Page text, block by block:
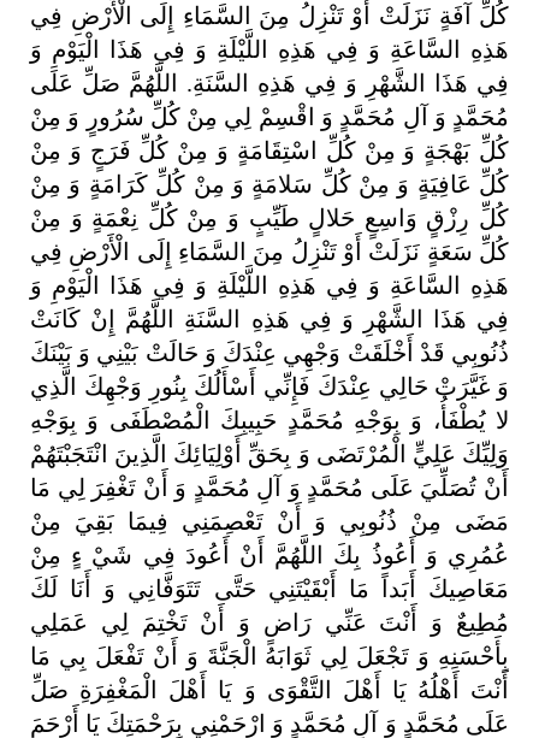
كُلِّ
آفَةٍ نَزَلَتْ أَوْ تَنْزِلُ مِنَ السَّمَاءِ إِلَى الْأَرْضِ فِي
هَذِهِ
السَّاعَةِ وَ فِي هَذِهِ اللَّيْلَةِ وَ فِي هَذَا الْيَوْمِ وَ
فِي هَذَا الشَّهْرِ وَ فِي هَذِهِ السَّنَةِ. اللَّهُمَّ صَلِّ عَلَى
مُحَمَّدٍ وَ آلِ مُحَمَّدٍ وَ اقْسِمْ لِي مِنْ كُلِّ سُرُورٍ وَ مِنْ
كُلِّ بَهْجَةٍ وَ مِنْ كُلِّ اسْتِقَامَةٍ وَ مِنْ كُلِّ فَرَجٍ وَ مِنْ
كُلِّ عَافِيَةٍ وَ مِنْ كُلِّ سَلامَةٍ وَ مِنْ كُلِّ كَرَامَةٍ وَ مِنْ
كُلِّ رِزْقٍ وَاسِعٍ حَلالٍ طَيِّبٍ وَ مِنْ كُلِّ نِعْمَةٍ وَ مِنْ
كُلِّ سَعَةٍ نَزَلَتْ أَوْ تَنْزِلُ مِنَ السَّمَاءِ إِلَى الْأَرْضِ فِي
هَذِهِ
السَّاعَةِ وَ فِي هَذِهِ اللَّيْلَةِ وَ فِي هَذَا الْيَوْمِ وَ
فِي هَذَا الشَّهْرِ وَ فِي هَذِهِ السَّنَةِ اللَّهُمَّ إِنْ كَانَتْ
ذُنُوبِي قَدْ أَخْلَقَتْ وَجْهِي عِنْدَكَ وَ حَالَتْ بَيْنِي وَ بَيْنَكَ
وَ غَيَّرَتْ حَالِي عِنْدَكَ فَإِنِّي أَسْأَلُكَ بِنُورِ وَجْهِكَ
الَّذِي
لا يُطْفَأُ، وَ بِوَجْهِ مُحَمَّدٍ حَبِيبِكَ الْمُصْطَفَى وَ بِوَجْهِ
وَلِيِّكَ عَلِيٍّ الْمُرْتَضَى وَ بِحَقِّ أَوْلِيَائِكَ الَّذِينَ انْتَجَبْتَهُمْ
أَنْ تُصَلِّيَ عَلَى مُحَمَّدٍ وَ آلِ مُحَمَّدٍ وَ أَنْ تَغْفِرَ لِي مَا
مَضَى
مِنْ ذُنُوبِي وَ أَنْ تَعْصِمَنِي فِيمَا بَقِيَ
مِنْ
عُمُرِي وَ أَعُوذُ بِكَ اللَّهُمَّ أَنْ أَعُودَ فِي شَيْ ءٍ مِنْ
مَعَاصِيكَ
أَبَداً مَا أَبْقَيْتَنِي حَتَّى تَتَوَفَّانِي وَ أَنَا لَكَ
مُطِيعٌ وَ أَنْتَ عَنِّي رَاضٍ وَ أَنْ تَخْتِمَ لِي
عَمَلِي
بِأَحْسَنِهِ وَ تَجْعَلَ لِي ثَوَابَهُ الْجَنَّةَ وَ أَنْ تَفْعَلَ بِي مَا
أَنْتَ
أَهْلُهُ يَا أَهْلَ التَّقْوَى وَ يَا أَهْلَ الْمَغْفِرَةِ صَلِّ
عَلَى مُحَمَّدٍ وَ آلِ مُحَمَّدٍ وَ ارْحَمْنِي بِرَحْمَتِكَ يَا أَرْحَمَ